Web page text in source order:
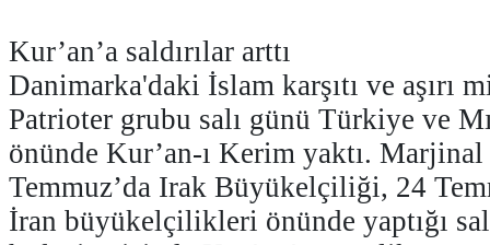
Kur’an’a saldırılar arttı
Danimarka'daki İslam karşıtı ve aşırı
Patrioter grubu salı günü Türkiye ve
önünde Kur’an-ı Kerim yaktı.
Temmuz’da Irak Büyükelçiliği, 24
İran büyükelçilikleri önünde yaptığı